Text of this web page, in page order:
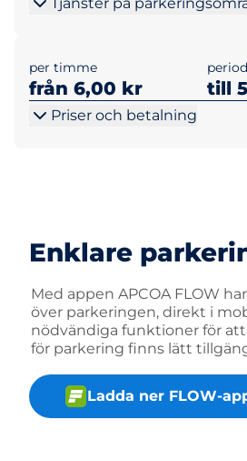
per timme
från 6,00 kr till
Priser och betalning
Enklare
Med appen APCOA FLOW
över parkeringen, direkt i
nödvändiga funktioner för
för parkering finns lätt
Ladda ner FLOW-